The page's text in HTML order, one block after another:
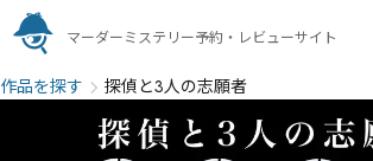
マーダーミステリー予約・レビューサイト
作品を探す 探偵と3人の志願者